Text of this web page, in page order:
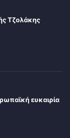
Τζολάκης
ευκαιρία